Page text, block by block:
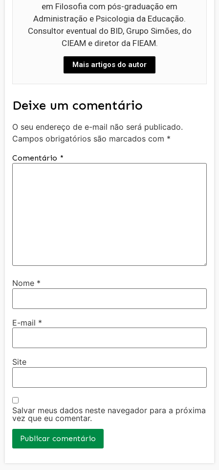
em Filosofia com pós-graduação em
Administração e Psicologia da Educação.
Consultor eventual do BID, Grupo Simões, do
CIEAM e diretor da FIEAM.
Mais artigos do autor
Deixe um comentário
O seu endereço de e-mail não será publicado.
Campos obrigatórios são marcados com *
Comentário *
Nome *
E-mail *
Site
Salvar meus dados neste navegador para a próxima
vez que eu comentar.